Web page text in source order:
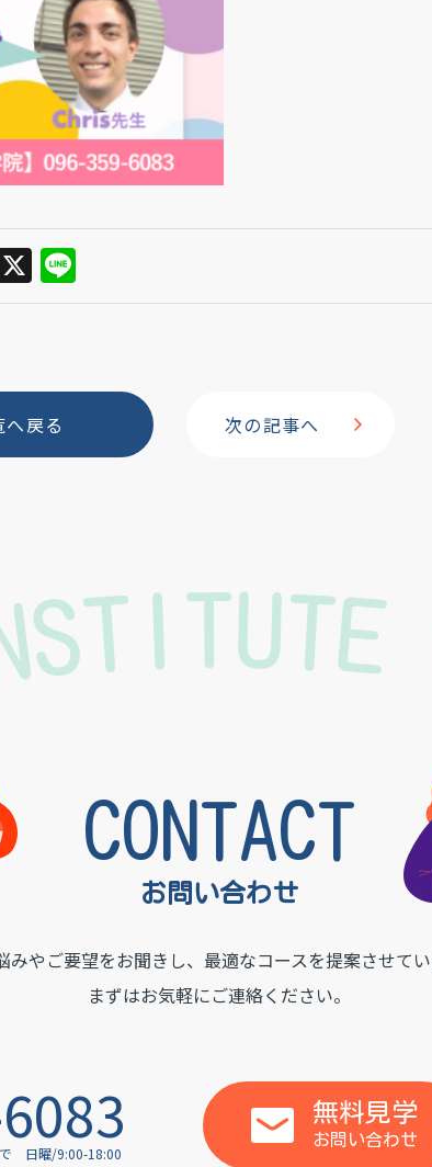
X Li
n
次の記事へ
へ戻る
お問い合わせ
CONTACT
みやご要望をお聞きし、 最適なコースを提案させてい
まずはお気軽にご連絡ください。
日曜/9:00-18:00
無料見学
お問い合わせ